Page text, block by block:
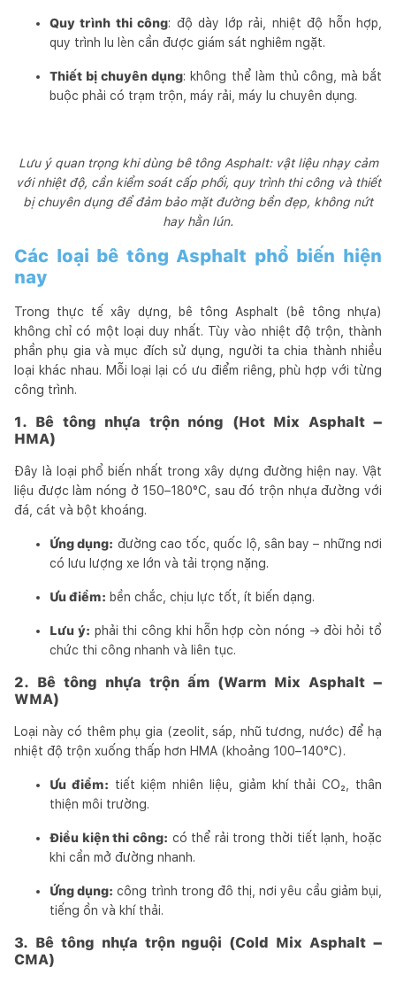
Quy trình thi công: độ dày lớp rải, nhiệt độ hỗn hợp,
quy trình lu lèn cần được giám sát nghiêm ngặt.
Thiết bị chuyên dụng: không thể làm thủ công, mà bắt
buộc phải có trạm trộn, máy rải, máy lu chuyên dụng.
Lưu ý quan trọng khi dùng bê tông Asphalt: vật liệu nhạy cảm
với nhiệt độ, cần kiểm soát cấp phối, quy trình thi công và thiết
bị chuyên dụng để đảm bảo mặt đường bền đẹp, không nứt
hay hằn lún.
Các loại bê tông Asphalt phổ biến hiện
nay
Trong thực tế xây dựng, bê tông Asphalt (bê tông nhựa)
không chỉ có một loại duy nhất. Tùy vào nhiệt độ trộn, thành
phần phụ gia và mục đích sử dụng, người ta chia thành nhiều
loại khác nhau. Mỗi loại lại có ưu điểm riêng, phù hợp với từng
công trình.
1. Bê tông nhựa trộn nóng (Hot Mix Asphalt –
HMA)
Đây là loại phổ biến nhất trong xây dựng đường hiện nay. Vật
liệu được làm nóng ở 150–180°C, sau đó trộn nhựa đường với
đá, cát và bột khoáng.
Ứng dụng: đường cao tốc, quốc lộ, sân bay – những nơi
có lưu lượng xe lớn và tải trọng nặng.
Ưu điểm: bền chắc, chịu lực tốt, ít biến dạng.
Lưu ý: phải thi công khi hỗn hợp còn nóng → đòi hỏi tổ
chức thi công nhanh và liên tục.
2. Bê tông nhựa trộn ấm (Warm Mix Asphalt –
WMA)
Loại này có thêm phụ gia (zeolit, sáp, nhũ tương, nước) để hạ
nhiệt độ trộn xuống thấp hơn HMA (khoảng 100–140°C).
Ưu điểm: tiết kiệm nhiên liệu, giảm khí thải CO₂, thân
thiện môi trường.
Điều kiện thi công: có thể rải trong thời tiết lạnh, hoặc
khi cần mở đường nhanh.
Ứng dụng: công trình trong đô thị, nơi yêu cầu giảm bụi,
tiếng ồn và khí thải.
3. Bê tông nhựa trộn nguội (Cold Mix Asphalt –
CMA)